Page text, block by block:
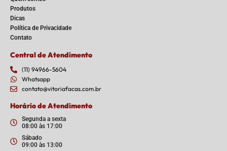
Produtos
Dicas
Política de Privacidade
Contato
Central de Atendimento
(11) 94966-5604
Whatsapp
contato@vitoriafacas.com.br
Horário de Atendimento
Segunda a sexta
08:00 às 17:00
Sábado
09:00 às 13:00